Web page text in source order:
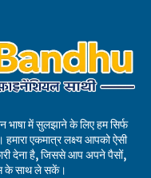
में सुलझाने के लिए हम सिर्फ
एकमात्र लक्ष्य आपको ऐसी
देना है, जिससे आप अपने पैसों,
के साथ ले सकें।